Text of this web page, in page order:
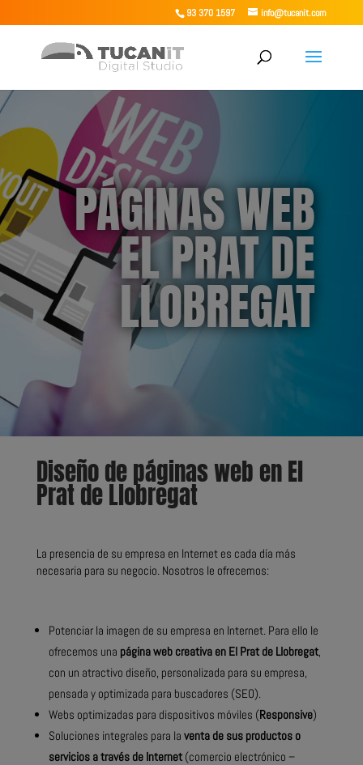
93 370 1597 info@tucanit.com
PÁGINAS WEB
EL PRAT DE
LLOBREGAT
Diseño de páginas web en El
Prat de Llobregat
La presencia de su empresa en Internet es cada día más
necesaria para su negocio. Nosotros le ofrecemos:
Potenciar la imagen de su empresa en Internet. Para ello le
ofrecemos una página web creativa en El Prat de Llobregat,
con un atractivo diseño, personalizada para su empresa,
pensada y optimizada para buscadores (SEO).
Webs optimizadas para dispositivos móviles (Responsive)
Soluciones integrales para la venta de sus productos o
servicios a través de Internet (comercio electrónico –